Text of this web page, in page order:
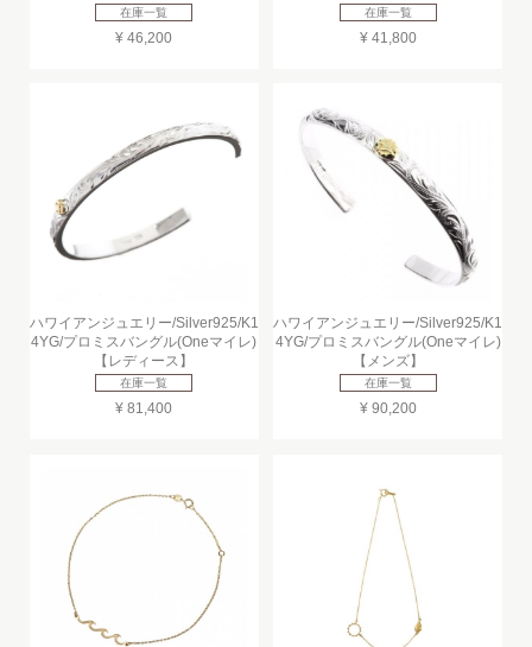
在庫一覧
¥ 46,200
在庫一覧
¥ 41,800
ハワイアンジュエリー/Silver925/K1
4YG/プロミスバングル(Oneマイレ)
【レディース】
在庫一覧
¥ 81,400
ハワイアンジュエリー/Silver925/K1
4YG/プロミスバングル(Oneマイレ)
【メンズ】
在庫一覧
¥ 90,200